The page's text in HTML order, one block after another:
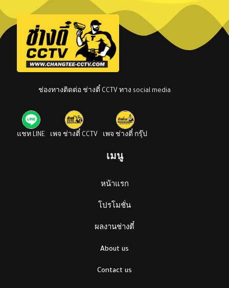
ช่องทางติดต่อ ช่างตี๋ CCTV ทาง social media
แชท LINE เพจ ช่างตี๋ CCTV เพจ ช่างตี๋ กรุ๊ป
เมนู
หน้าแรก
โปรโมชั่น
ผลงานช่างตี๋
About us
Contact us